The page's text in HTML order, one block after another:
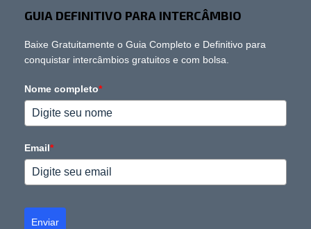
GUIA DEFINITIVO PARA INTERCÂMBIO
Baixe Gratuitamente o Guia Completo e Definitivo para
conquistar intercâmbios gratuitos e com bolsa.
Nome completo*
Email*
Enviar